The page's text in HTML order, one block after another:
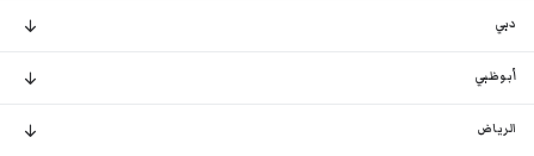
دبي
أبوظبي
الرياض